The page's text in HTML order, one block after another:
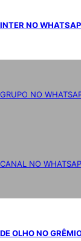
INTER NO
GRUPO NO
CANAL NO
DE OLHO NO